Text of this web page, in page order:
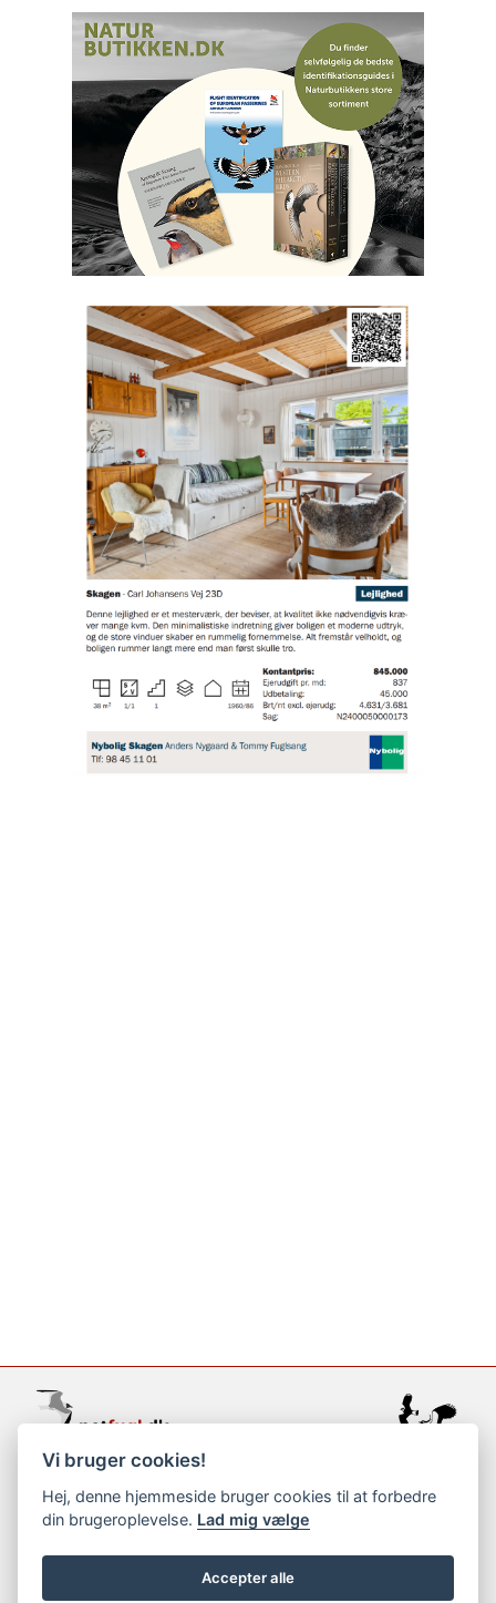
support@netfugl.dk
copyright © 2002-2023
Vi bruger cookies!
Hej, denne hjemmeside bruger cookies til at forbedre
din brugeroplevelse. Lad mig vælge
Accepter alle